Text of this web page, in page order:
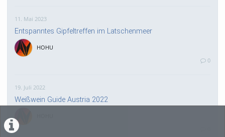
11. Mai 2023
Entspanntes Gipfeltreffen im Latschenmeer
HOHU
0
19. Juli 2022
Weißwein Guide Austria 2022